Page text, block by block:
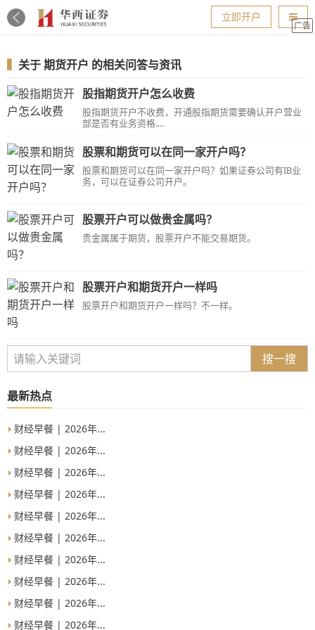
导航
立即开户
广告
关于期货开户 的相关问答与资讯
股指期货开户怎么收费
股指期货开户不收费，开通股指期货需要确认开户营业
部是否有业务资格....
股票和期货可以在同一家开户吗？
股票和期货可以在同一家开户吗？如果证券公司有IB业
务，可以在证券公司开户。
股票开户可以做贵金属吗？
贵金属属于期货，股票开户不能交易期货。
股票开户和期货开户一样吗
股票开户和期货开户一样吗？不一样。
搜一搜
最新热点
财经早餐 | 2026年...
财经早餐 | 2026年...
财经早餐 | 2026年...
财经早餐 | 2026年...
财经早餐 | 2026年...
财经早餐 | 2026年...
财经早餐 | 2026年...
财经早餐 | 2026年...
财经早餐 | 2026年...
财经早餐 | 2026年...